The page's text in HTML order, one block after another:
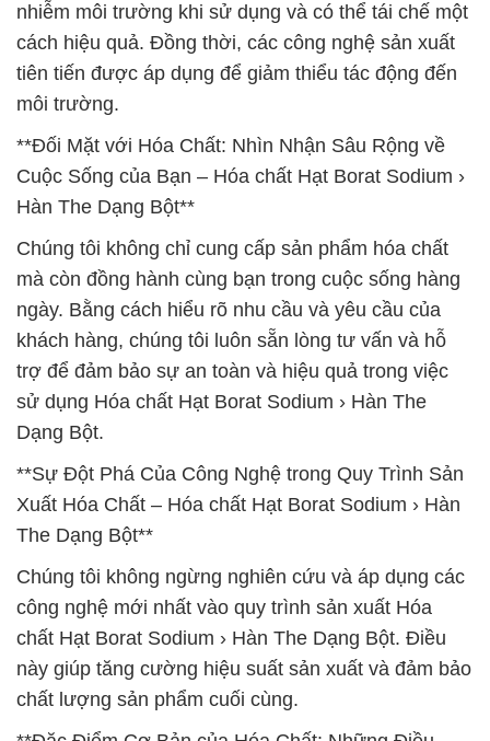
nhiễm môi trường khi sử dụng và có thể tái chế một
cách hiệu quả. Đồng thời, các công nghệ sản xuất
tiên tiến được áp dụng để giảm thiểu tác động đến
môi trường.
**Đối Mặt với Hóa Chất: Nhìn Nhận Sâu Rộng về
Cuộc Sống của Bạn – Hóa chất Hạt Borat Sodium ›
Hàn The Dạng Bột**
Chúng tôi không chỉ cung cấp sản phẩm hóa chất
mà còn đồng hành cùng bạn trong cuộc sống hàng
ngày. Bằng cách hiểu rõ nhu cầu và yêu cầu của
khách hàng, chúng tôi luôn sẵn lòng tư vấn và hỗ
trợ để đảm bảo sự an toàn và hiệu quả trong việc
sử dụng Hóa chất Hạt Borat Sodium › Hàn The
Dạng Bột.
**Sự Đột Phá Của Công Nghệ trong Quy Trình Sản
Xuất Hóa Chất – Hóa chất Hạt Borat Sodium › Hàn
The Dạng Bột**
Chúng tôi không ngừng nghiên cứu và áp dụng các
công nghệ mới nhất vào quy trình sản xuất Hóa
chất Hạt Borat Sodium › Hàn The Dạng Bột. Điều
này giúp tăng cường hiệu suất sản xuất và đảm bảo
chất lượng sản phẩm cuối cùng.